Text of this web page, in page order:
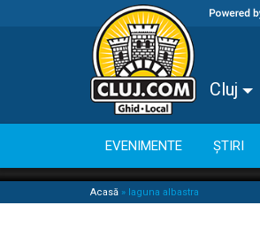
Cluj
EVENIMENTE ȘTIRI
Acasă » laguna albastra